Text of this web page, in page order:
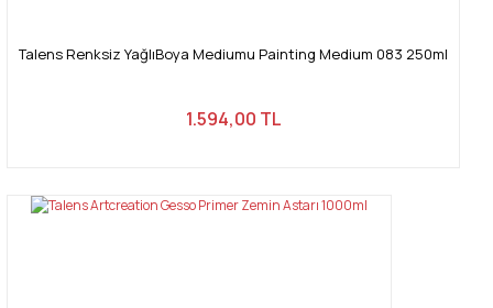
Talens Renksiz YağlıBoya Mediumu Painting Medium 083 250ml
1.594,00 TL